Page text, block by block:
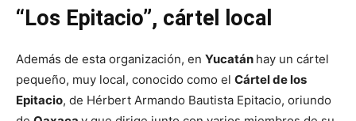
“Los Epitacio”, cártel local
Además de esta organización, en Yucatán hay un cártel
pequeño, muy local, conocido como el Cártel de los
Epitacio, de Hérbert Armando Bautista Epitacio, oriundo